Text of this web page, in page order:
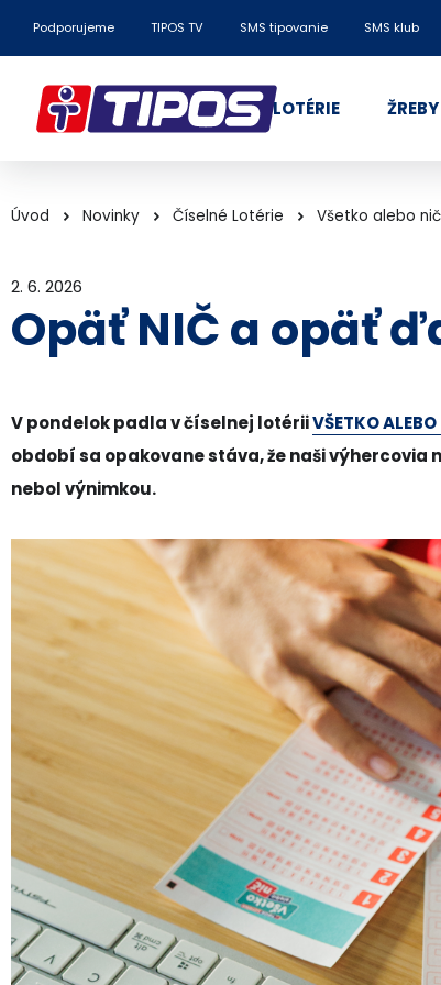
Podporujeme TIPOS TV SMS tipovanie SMS klub
LOTÉRIE ŽREBY
Úvod Novinky Číselné Lotérie Všetko alebo nič
2. 6. 2026
Opäť NIČ a opäť
V pondelok padla v číselnej lotériiVŠETKO
období sa opakovane stáva, že naši
nebol výnimkou.